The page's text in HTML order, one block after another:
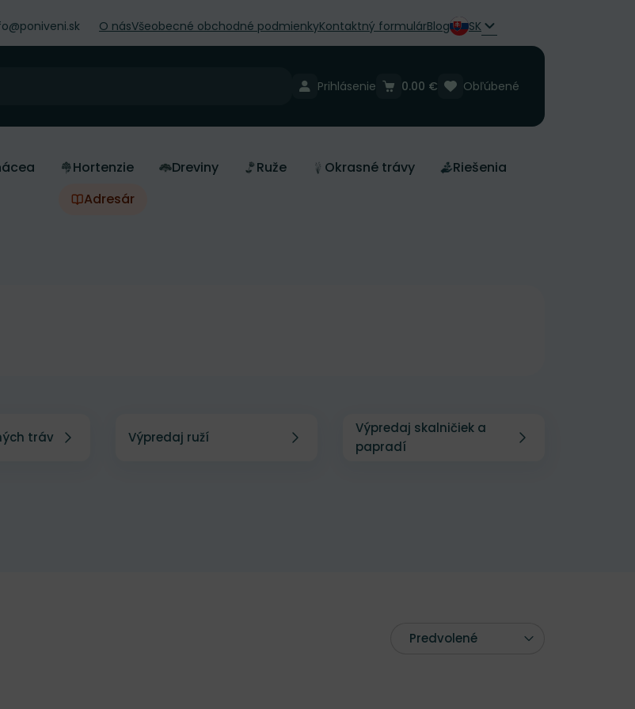
O násVšeobecné obchodné podmienkyKontaktný formulárBlog SK
Prihlásenie Obľúbené
0.00 €
Hortenzie Dreviny Ruže Okrasné trávy
Riešenia
Adresár
tráv Výpredaj ruží
Výpredaj skalničiek a
papradí
Predvolené